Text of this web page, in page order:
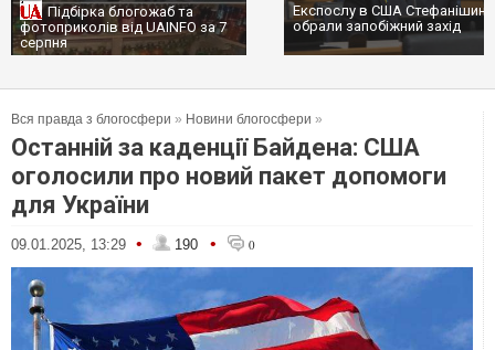
Підбірка блогожаб та
фотоприколів від UAINFO за 7
серпня
Експослу в США
обрали запобіжний захід
Вся правда з блогосфери » Новини блогосфери »
Останній за каденції Байдена: США
оголосили про новий пакет допомоги
для України
09.01.2025, 13:29 • 190 • 0